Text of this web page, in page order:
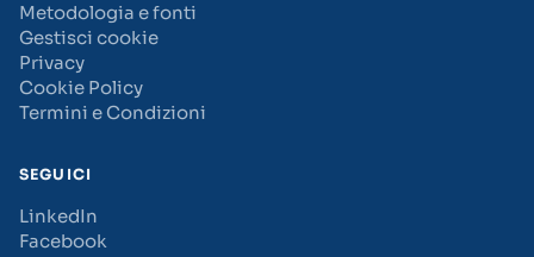
Metodologia e fonti
Gestisci cookie
Privacy
Cookie Policy
Termini e Condizioni
SEGUICI
LinkedIn
Facebook